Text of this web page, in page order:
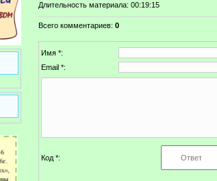
Длительность материала: 00:19:15
Всего комментариев: 0
Имя *:
Email *:
Код *: